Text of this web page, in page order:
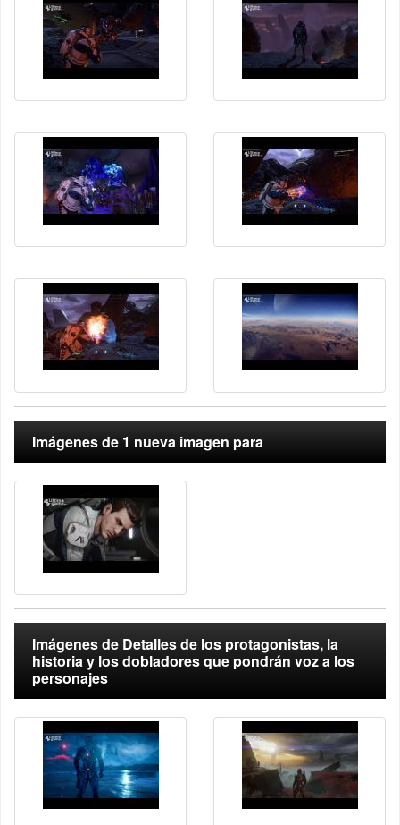
Imágenes de 1 nueva imagen para
Imágenes de Detalles de los protagonistas, la
historia y los dobladores que pondrán voz a los
personajes